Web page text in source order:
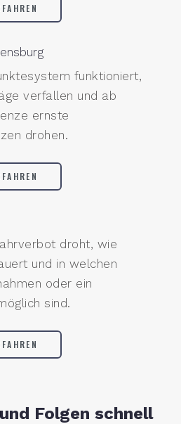
funktioniert,
verfallen und ab
ernste
drohen.
droht, wie
und in welchen
oder ein
sind.
Folgen schnell